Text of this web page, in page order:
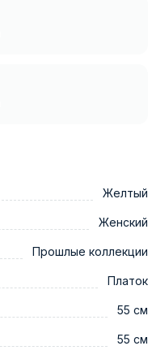
Желтый
Женский
Прошлые коллекции
Платок
55 см
55 см